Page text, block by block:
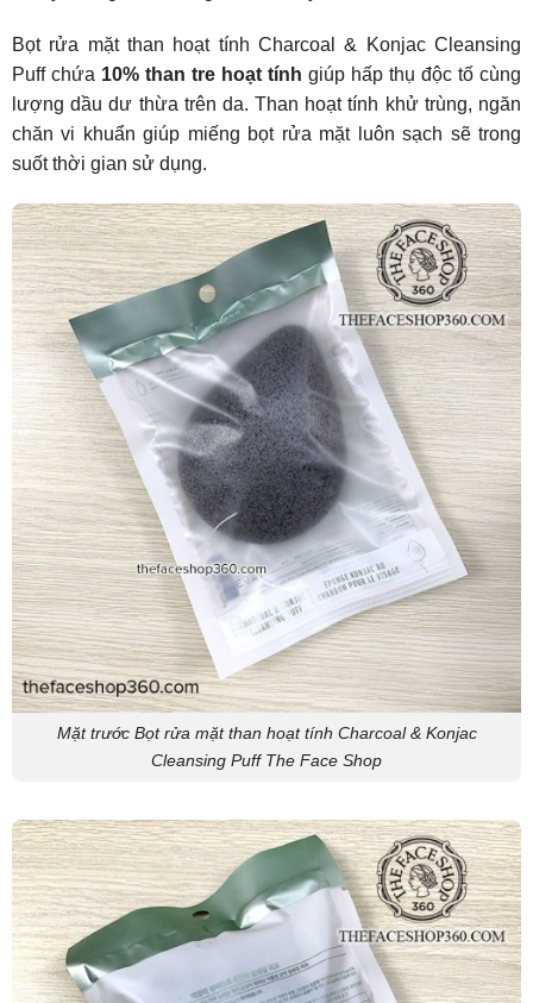
Bọt rửa mặt than hoạt tính Charcoal & Konjac Cleansing
Puff chứa 10% than tre hoạt tính giúp hấp thụ độc tố cùng
lượng dầu dư thừa trên da. Than hoạt tính khử trùng, ngăn
chăn vi khuẩn giúp miếng bọt rửa mặt luôn sạch sẽ trong
suốt thời gian sử dụng.
Mặt trước Bọt rửa mặt than hoạt tính Charcoal & Konjac
Cleansing Puff The Face Shop